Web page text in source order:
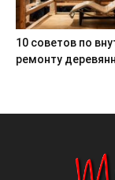
10 советов по
ремонту